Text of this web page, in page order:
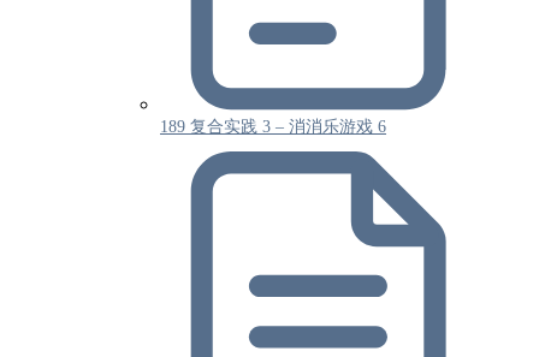
189 复合实践 3 – 消消乐游戏 6